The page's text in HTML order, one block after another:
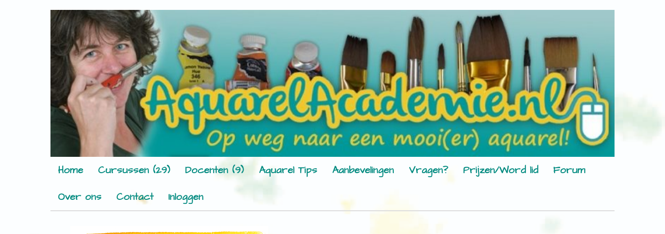
Home Cursussen (29) Docenten (9) Aquarel Tips Aanbevelingen Vragen? Prijzen/Word lid
Forum
Over ons
Contact Inloggen